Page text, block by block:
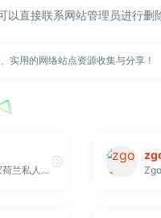
以直接联系网站管理员进行删
实用的网络站点资源收集与分享！
Serverion是一家荷兰私人公司，成立于2015年，是一家全方位托管服务提供商，专门研究托管市场的现代元素。 Serverion中存在的废话文化确保许多客户对服务极为满意，并可以进行长期合作